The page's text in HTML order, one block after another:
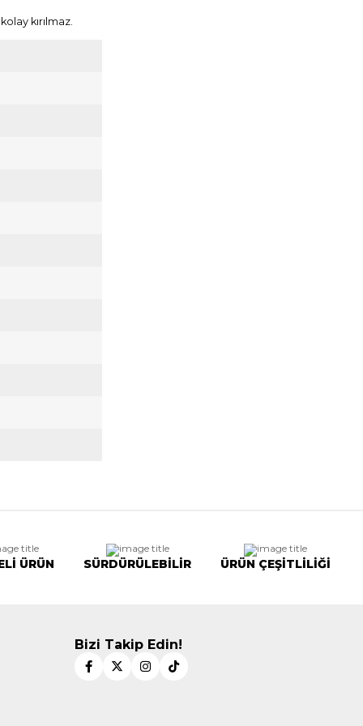
kırılmaz.
ÜRÜN SÜRDÜRÜLEBİLİR ÜRÜN ÇEŞİTLİLİĞİ
Bizi Takip Edin!